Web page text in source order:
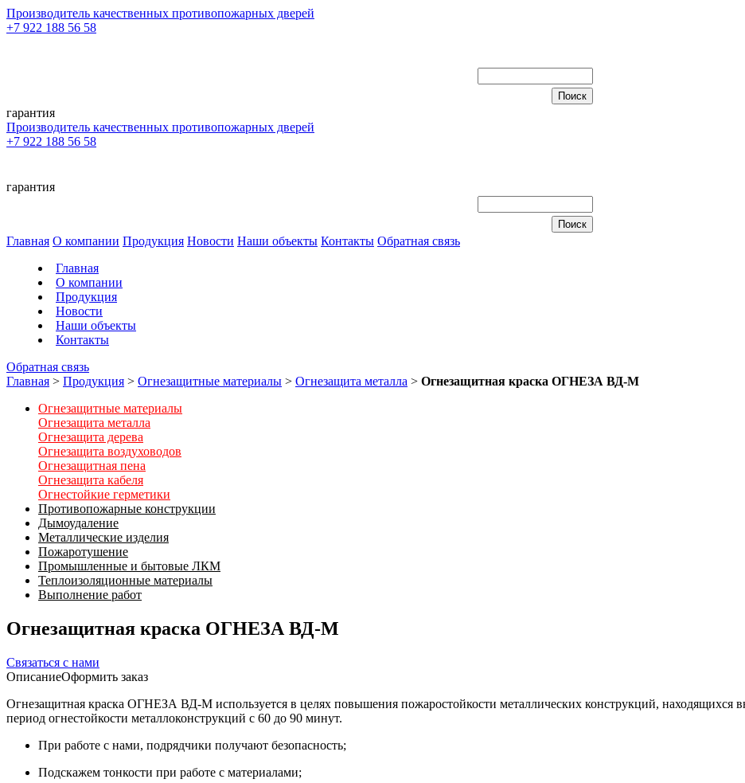
Производитель качественных противопожарных дверей
+7 922 188 56 58
гарантия
Производитель качественных противопожарных дверей
+7 922 188 56 58
гарантия
Главная О компании Продукция Новости Наши объекты Контакты Обратная связь
Главная
О компании
Продукция
Новости
Наши объекты
Контакты
Обратная связь
Главная > Продукция > Огнезащитные материалы > Огнезащита металла > Огнезащитная краска ОГНЕЗА ВД-М
Огнезащитные материалы
Огнезащита металла
Огнезащита дерева
Огнезащита воздуховодов
Огнезащитная пена
Огнезащита кабеля
Огнестойкие герметики
Противопожарные конструкции
Дымоудаление
Металлические изделия
Пожаротушение
Промышленные и бытовые ЛКМ
Теплоизоляционные материалы
Выполнение работ
Огнезащитная краска ОГНЕЗА ВД-М
Связаться с нами
ОписаниеОформить заказ
Огнезащитная краска ОГНЕЗА ВД-М используется в целях повышения пожаростойкости металлических конструкций, находящихся
период огнестойкости металлоконструкций с 60 до 90 минут.
При работе с нами, подрядчики получают безопасность;
Подскажем тонкости при работе с материалами;